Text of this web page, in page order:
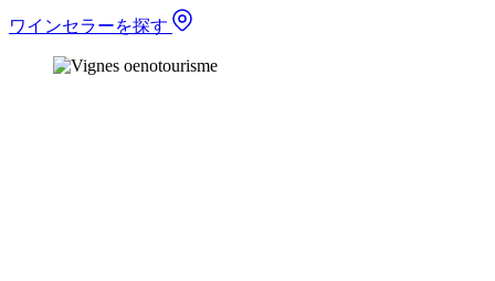
ワインセラーを探す